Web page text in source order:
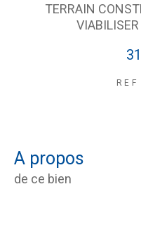
TERRAIN
a propos
de ce bien